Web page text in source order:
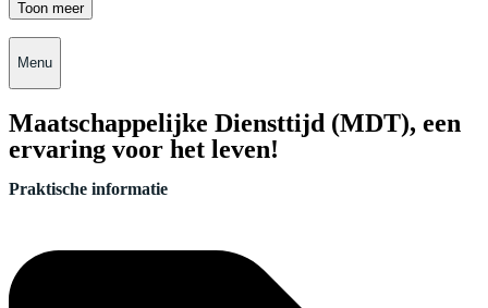
Toon meer
Menu
Maatschappelijke Diensttijd (MDT), een
ervaring voor het leven!
Praktische informatie